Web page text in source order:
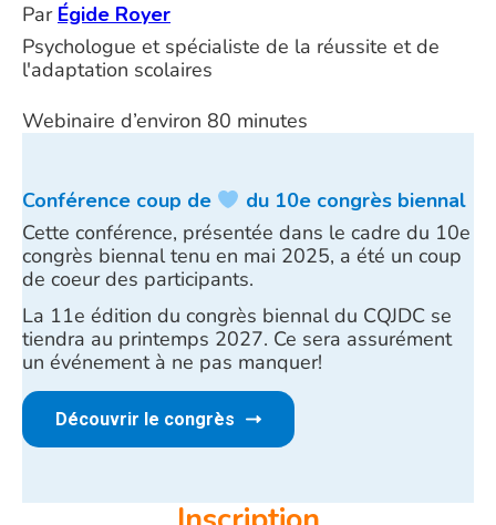
Par Égide Royer
Psychologue et spécialiste de la réussite et de
l'adaptation scolaires
Webinaire d’environ 80 minutes
Conférence coup de
du 10e congrès biennal
Cette conférence, présentée dans le cadre du 10e
congrès biennal tenu en mai 2025, a été un coup
de coeur des participants.
La 11e édition du congrès biennal du CQJDC se
tiendra au printemps 2027. Ce sera assurément
un événement à ne pas manquer!
Découvrir le congrès